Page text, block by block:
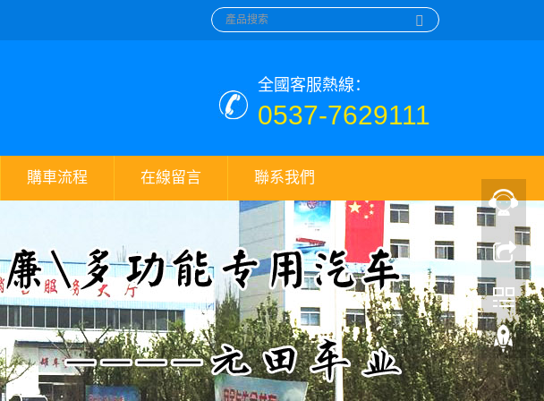
全國客服熱線：
0537-7629111
購車流程 在線留言 聯系我們